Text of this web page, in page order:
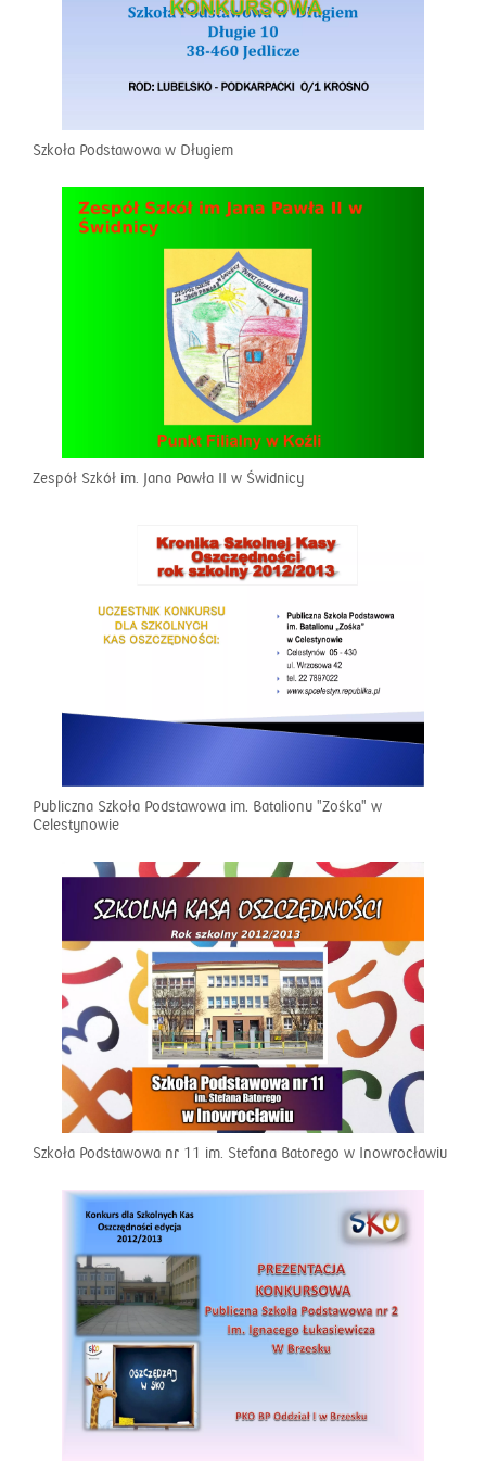
Szkoła Podstawowa w Długiem
Zespół Szkół im. Jana Pawła II w Świdnicy
Publiczna Szkoła Podstawowa im. Batalionu "Zośka" w
Celestynowie
Szkoła Podstawowa nr 11 im. Stefana Batorego w Inowrocławiu